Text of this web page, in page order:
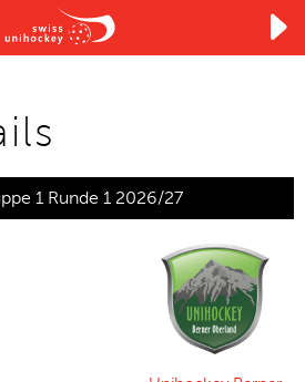
1 Runde 1 2026/27